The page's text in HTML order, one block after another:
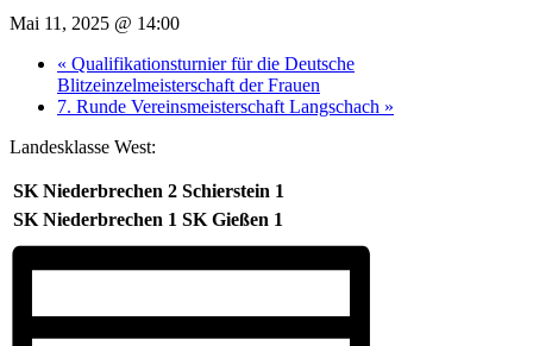
Mai 11, 2025 @ 14:00
« Qualifikationsturnier für die Deutsche
Blitzeinzelmeisterschaft der Frauen
7. Runde Vereinsmeisterschaft Langschach »
Landesklasse West:
SK Niederbrechen 2 Schierstein 1
SK Niederbrechen 1 SK Gießen 1